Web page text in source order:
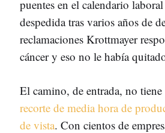
puentes en el calendario
despedida tras varios años de
reclamaciones Krottmayer
cáncer y eso no le había
El camino, de entrada, no
recorte de media hora de
de vista. Con cientos de